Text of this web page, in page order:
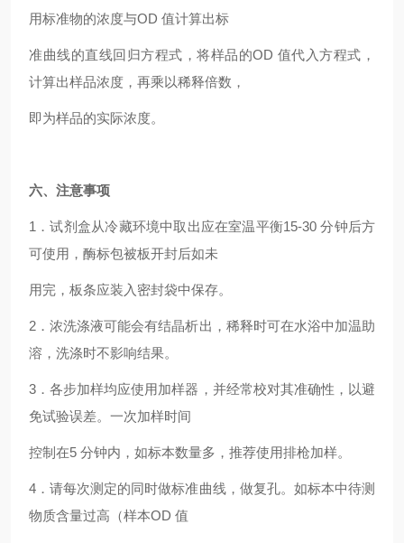
用标准物的浓度与OD 值计算出标
准曲线的直线回归方程式，将样品的OD 值代入方程式，
计算出样品浓度，再乘以稀释倍数，
即为样品的实际浓度。
六、注意事项
1．试剂盒从冷藏环境中取出应在室温平衡15-30 分钟后方
可使用，酶标包被板开封后如未
用完，板条应装入密封袋中保存。
2．浓洗涤液可能会有结晶析出，稀释时可在水浴中加温助
溶，洗涤时不影响结果。
3．各步加样均应使用加样器，并经常校对其准确性，以避
免试验误差。一次加样时间
控制在5 分钟内，如标本数量多，推荐使用排枪加样。
4．请每次测定的同时做标准曲线，做复孔。如标本中待测
物质含量过高（样本OD 值